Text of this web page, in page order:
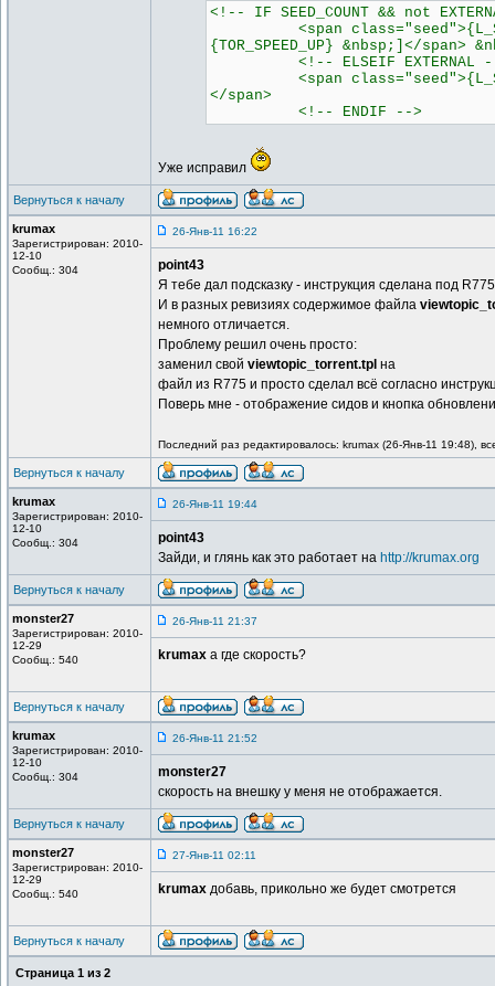
<!-- IF SEED_COUNT && not
<span
{TOR_SPEED_UP} &nbsp;]</span>
<!-- ELSEIF EXTERNAL
<span
</span>
<!-- ENDIF -->
Уже исправил
Вернуться к началу
krumax
Зарегистрирован: 2010-
12-10
Сообщ.: 304
26-Янв-11 16:22
point43
Я тебе дал подсказку - инструкция сделана под
И в разных ревизиях содержимое файла
немного отличается.
Проблему решил очень просто:
заменил свой viewtopic_torrent.tpl на
файл из R775 и просто сделал всё согласно
Поверь мне - отображение сидов и кнопка
Последний раз редактировалось: krumax (26-Янв-11 19:48),
Вернуться к началу
krumax
Зарегистрирован: 2010-
12-10
Сообщ.: 304
26-Янв-11 19:44
point43
Зайди, и глянь как это работает на http://krumax.org
Вернуться к началу
monster27
Зарегистрирован: 2010-
12-29
Сообщ.: 540
26-Янв-11 21:37
krumax а где скорость?
Вернуться к началу
krumax
Зарегистрирован: 2010-
12-10
Сообщ.: 304
26-Янв-11 21:52
monster27
скорость на внешку у меня не отображается.
Вернуться к началу
monster27
Зарегистрирован: 2010-
12-29
Сообщ.: 540
27-Янв-11 02:11
krumax добавь, прикольно же будет смотрется
Вернуться к началу
Страница 1 из 2